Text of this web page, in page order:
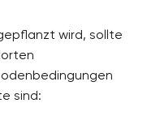
wird, sollte
sind: